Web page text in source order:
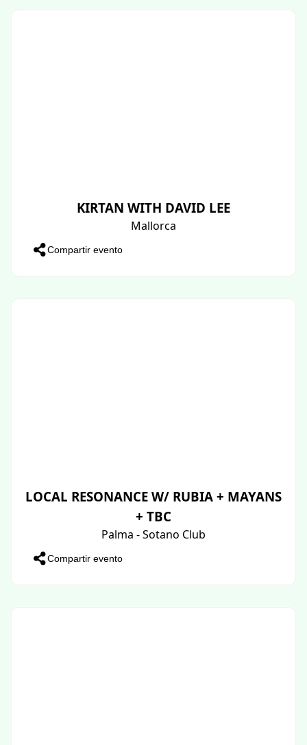
KIRTAN WITH DAVID LEE
Mallorca
Compartir evento
LOCAL RESONANCE W/ RUBIA + MAYANS
+ TBC
Palma - Sotano Club
Compartir evento